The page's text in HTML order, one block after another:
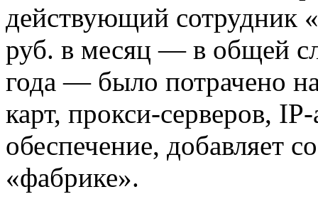
действующий сотрудник
руб. в месяц — в общей
года — было потрачено
карт, прокси-серверов,
обеспечение, добавляет
«фабрике».